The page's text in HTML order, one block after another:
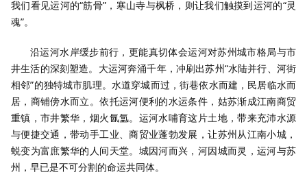
我们看见运河的“筋骨”，寒山寺与枫桥，则让我们触摸到运河的“灵
魂”。
沿运河水岸缓步前行，更能真切体会运河对苏州城市格局与市
井生活的深刻塑造。大运河奔涌千年，冲刷出苏州“水陆并行、河街
相邻”的独特城市肌理。水道穿城而过，街巷依水而建，民居临水而
居，商铺傍水而立。依托运河便利的水运条件，姑苏渐成江南商贸
重镇，市井繁华，烟火氤氲。运河水哺育这片土地，带来充沛水源
与便捷交通，带动手工业、商贸业蓬勃发展，让苏州从江南小城，
蜕变为富庶繁华的人间天堂。城因河而兴，河因城而灵，运河与苏
州，早已是不可分割的命运共同体。